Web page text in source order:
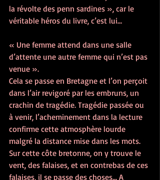
la révolte des penn sardines », car le
véritable héros du livre, c’est lui…
« Une femme attend dans une salle
d’attente une autre femme qui n’est pas
venue ».
Cela se passe en Bretagne et l’on perçoit
dans l’air revigoré par les embruns, un
crachin de tragédie. Tragédie passée ou
à venir, l’acheminement dans la lecture
confirme cette atmosphère lourde
malgré la distance mise dans les mots.
Sur cette côte bretonne, on y trouve le
vent, des falaises, et en contrebas de ces
falaises, il se passe des choses… A